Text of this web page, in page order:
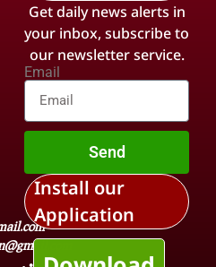
Get daily news alerts in
your inbox, subscribe to
our newsletter service.
Email
Send
Install our
Application